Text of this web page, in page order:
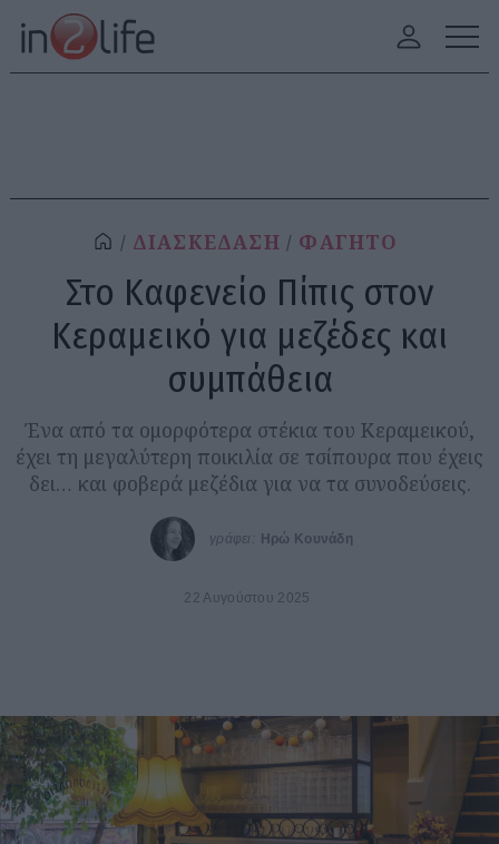
ΔΙΑΣΚΕΔΑΣΗ ΦΑΓΗΤΟ
Στο Καφενείο Πίπις στον
Κεραμεικό για μεζέδες και
συμπάθεια
Ένα από τα ομορφότερα στέκια του Κεραμεικού,
έχει τη μεγαλύτερη ποικιλία σε τσίπουρα που έχεις
δει… και φοβερά μεζέδια για να τα συνοδεύσεις.
γράφει: Ηρώ Κουνάδη
22 Αυγούστου 2025